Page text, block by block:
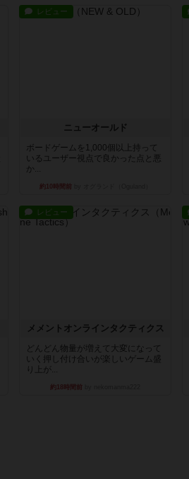
レビュー
ニューオールド
ボードゲームを1,000個以上持って
いるユーザー視点で良かった点と悪
か...
約10時間前
レビュー
メメントオンラインタクティクス
どんどん物量が増えて大変になって
いく押し付け合いが楽しいゲーム盛
り上が...
約18時間前